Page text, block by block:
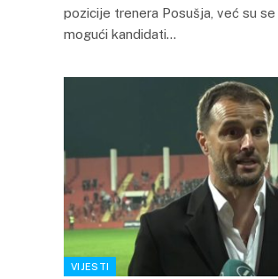
pozicije trenera Posušja, već su
mogući kandidati…
VIJESTI